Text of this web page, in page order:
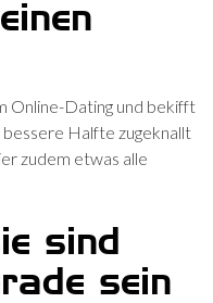
Online-Dating und bekifft
Halfte zugeknallt
zudem etwas alle
sind
sein